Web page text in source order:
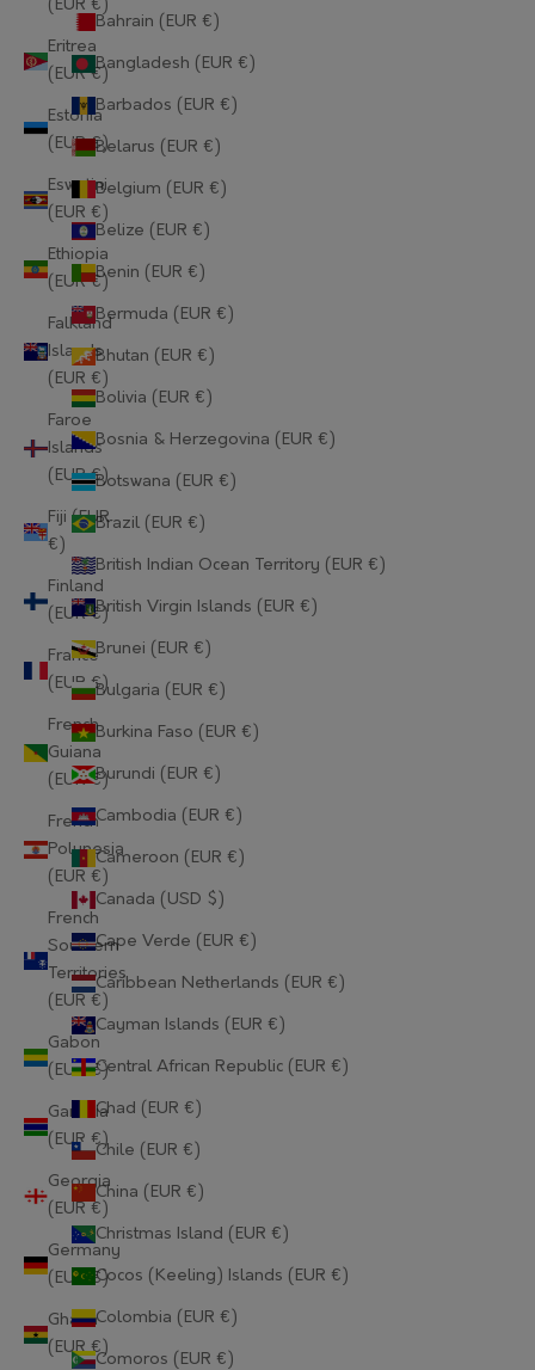
(EUR €)
Eritrea
(EUR €)
Estonia
(EUR €)
Eswatini
(EUR €)
Ethiopia
(EUR €)
Falkland
Islands
(EUR €)
Faroe
Islands
(EUR €)
Fiji (EUR
€)
Finland
(EUR €)
France
(EUR €)
French
Guiana
(EUR €)
French
Polynesia
(EUR €)
French
Southern
Territories
(EUR €)
Gabon
(EUR €)
Gambia
(EUR €)
Georgia
(EUR €)
Germany
(EUR €)
Ghana
(EUR €)
Bahrain (EUR €)
Bangladesh (EUR €)
Barbados (EUR €)
Belarus (EUR €)
Belgium (EUR €)
Belize (EUR €)
Benin (EUR €)
Bermuda (EUR €)
Bhutan (EUR €)
Bolivia (EUR €)
Bosnia & Herzegovina (EUR €)
Botswana (EUR €)
Brazil (EUR €)
British Indian Ocean Territory (EUR €)
British Virgin Islands (EUR €)
Brunei (EUR €)
Bulgaria (EUR €)
Burkina Faso (EUR €)
Burundi (EUR €)
Cambodia (EUR €)
Cameroon (EUR €)
Canada (USD $)
Cape Verde (EUR €)
Caribbean Netherlands (EUR €)
Cayman Islands (EUR €)
Central African Republic (EUR €)
Chad (EUR €)
Chile (EUR €)
China (EUR €)
Christmas Island (EUR €)
Cocos (Keeling) Islands (EUR €)
Colombia (EUR €)
Comoros (EUR €)